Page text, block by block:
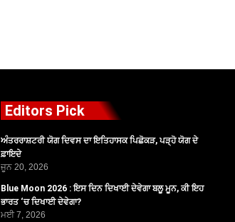
Editors Pick
ਅੰਤਰਰਾਸ਼ਟਰੀ ਯੋਗ ਦਿਵਸ ਦਾ ਇਤਿਹਾਸਕ ਪਿਛੋਕੜ, ਪੜ੍ਹੋ ਯੋਗ ਦੇ
ਫ਼ਾਇਦੇ
ਜੂਨ 20, 2026
Blue Moon 2026 : ਇਸ ਦਿਨ ਦਿਖਾਈ ਦੇਵੇਗਾ ਬਲੂ ਮੂਨ, ਕੀ ਇਹ
ਭਾਰਤ ‘ਚ ਦਿਖਾਈ ਦੇਵੇਗਾ?
ਮਈ 7, 2026